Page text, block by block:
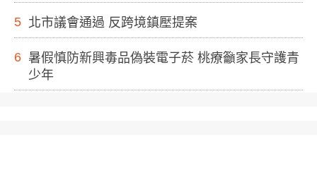
5 北市議會通過 反跨境鎮壓提案
6 暑假慎防新興毒品偽裝電子菸 桃療籲家長守護青
少年